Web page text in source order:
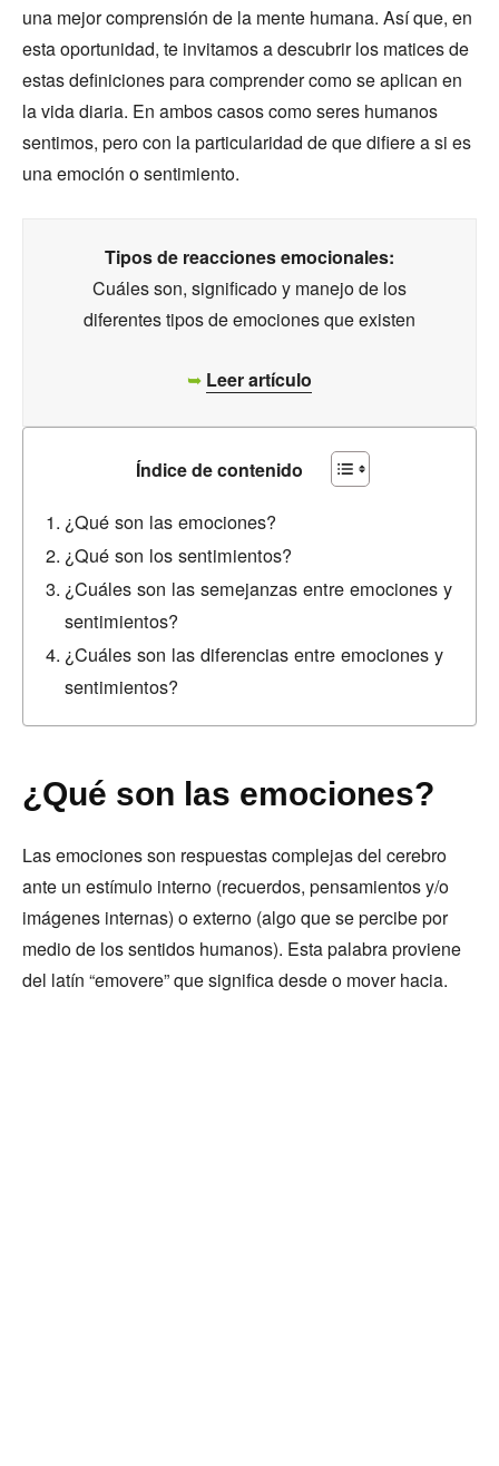
una mejor comprensión de la mente humana. Así que, en
esta oportunidad, te invitamos a descubrir los matices de
estas definiciones para comprender como se aplican en
la vida diaria. En ambos casos como seres humanos
sentimos, pero con la particularidad de que difiere a si es
una emoción o sentimiento.
Tipos de reacciones emocionales:
Cuáles son, significado y manejo de los
diferentes tipos de emociones que existen
➥ Leer artículo
Índice de contenido
¿Qué son las emociones?
¿Qué son los sentimientos?
¿Cuáles son las semejanzas entre emociones y
sentimientos?
¿Cuáles son las diferencias entre emociones y
sentimientos?
¿Qué son las emociones?
Las emociones son respuestas complejas del cerebro
ante un estímulo interno (recuerdos, pensamientos y/o
imágenes internas) o externo (algo que se percibe por
medio de los sentidos humanos). Esta palabra proviene
del latín “emovere” que significa desde o mover hacia.